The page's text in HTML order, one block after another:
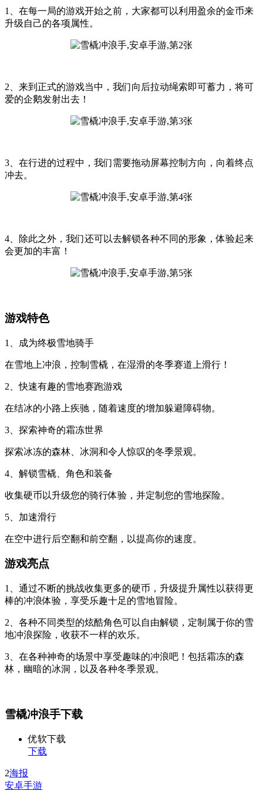
1、在每一局的游戏开始之前，大家都可以利用盈余的金币来
升级自己的各项属性。
2、来到正式的游戏当中，我们向后拉动绳索即可蓄力，将可
爱的企鹅发射出去！
3、在行进的过程中，我们需要拖动屏幕控制方向，向着终点
冲去。
4、除此之外，我们还可以去解锁各种不同的形象，体验起来
会更加的丰富！
游戏特色
1、成为终极雪地骑手
在雪地上冲浪，控制雪橇，在湿滑的冬季赛道上滑行！
2、快速有趣的雪地赛跑游戏
在结冰的小路上疾驰，随着速度的增加躲避障碍物。
3、探索神奇的霜冻世界
探索冰冻的森林、冰洞和令人惊叹的冬季景观。
4、解锁雪橇、角色和装备
收集硬币以升级您的骑行体验，并定制您的雪地探险。
5、加速滑行
在空中进行后空翻和前空翻，以提高你的速度。
游戏亮点
1、通过不断的挑战收集更多的硬币，升级提升属性以获得更
棒的冲浪体验，享受乐趣十足的雪地冒险。
2、各种不同类型的炫酷角色可以自由解锁，定制属于你的雪
地冲浪探险，收获不一样的欢乐。
3、在各种神奇的场景中享受趣味的冲浪吧！包括霜冻的森
林，幽暗的冰洞，以及各种冬季景观。
雪橇冲浪手下载
优软下载
下载
2海报
安卓手游